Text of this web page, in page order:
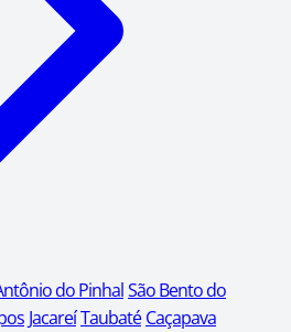
do PinhalSão Bento do
JacareíTaubaté Caçapava